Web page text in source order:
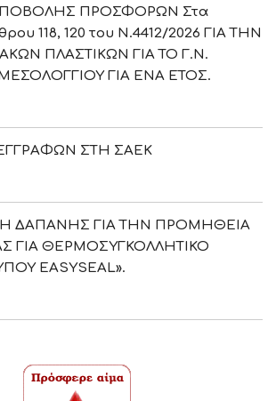
ΠΡΟΣΦΟΡΩΝ Στα
118, 120 του Ν.4412/2026 ΓΙΑ ΤΗΝ
ΠΛΑΣΤΙΚΩΝ ΓΙΑ ΤΟ Γ.Ν.
ΜΕΣΟΛΟΓΓΙΟΥ ΓΙΑ ΕΝΑ ΕΤΟΣ.
ΣΤΗ ΣΑΕΚ
ΔΑΠΑΝΗΣ ΓΙΑ ΤΗΝ ΠΡΟΜΗΘΕΙΑ
ΓΙΑ ΘΕΡΜΟΣΥΓΚΟΛΛΗΤΙΚΟ
EASYSEAL».